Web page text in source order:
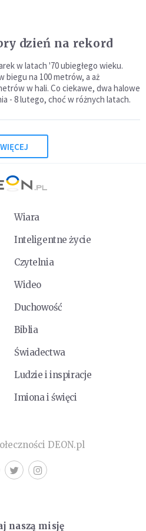
dzień na rekord
w latach '70 ubiegłego wieku.
biegu na 100 metrów, a aż
w hali. Co ciekawe, dwa halowe
- 8 lutego, choć w różnych latach.
WIĘCEJ
Wiara
Inteligentne życie
Czytelnia
Wideo
Duchowość
Biblia
Świadectwa
Ludzie i inspiracje
Imiona i święci
DEON.pl
naszą misję